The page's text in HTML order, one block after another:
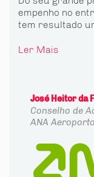
empenho no
tem resultado
Ler Mais
José Heitor da
Conselho de
ANA